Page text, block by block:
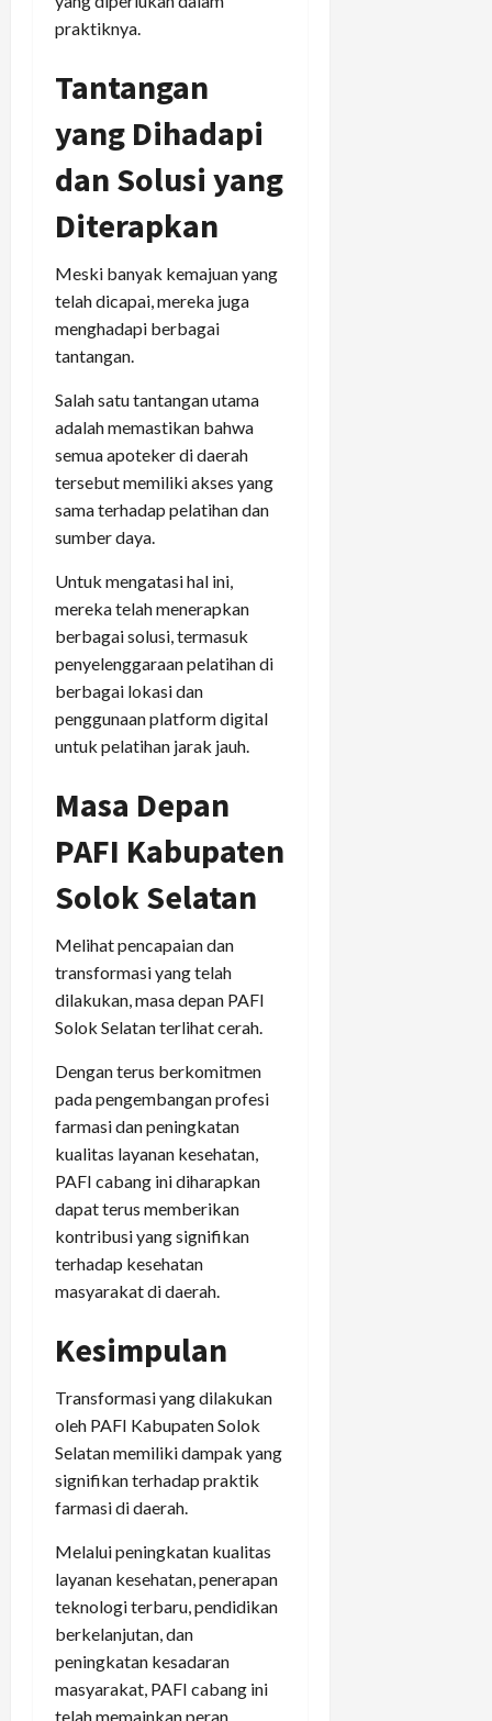
praktiknya.
Tantangan
yang Dihadapi
dan Solusi yang
Diterapkan
Meski banyak kemajuan yang
telah dicapai, mereka juga
menghadapi berbagai
tantangan.
Salah satu tantangan utama
adalah memastikan bahwa
semua apoteker di daerah
tersebut memiliki akses yang
sama terhadap pelatihan dan
sumber daya.
Untuk mengatasi hal ini,
mereka telah menerapkan
berbagai solusi, termasuk
penyelenggaraan pelatihan di
berbagai lokasi dan
penggunaan platform digital
untuk pelatihan jarak jauh.
Masa Depan
PAFI Kabupaten
Solok Selatan
Melihat pencapaian dan
transformasi yang telah
dilakukan, masa depan PAFI
Solok Selatan terlihat cerah.
Dengan terus berkomitmen
pada pengembangan profesi
farmasi dan peningkatan
kualitas layanan kesehatan,
PAFI cabang ini diharapkan
dapat terus memberikan
kontribusi yang signifikan
terhadap kesehatan
masyarakat di daerah.
Kesimpulan
Transformasi yang dilakukan
oleh PAFI Kabupaten Solok
Selatan memiliki dampak yang
signifikan terhadap praktik
farmasi di daerah.
Melalui peningkatan kualitas
layanan kesehatan, penerapan
teknologi terbaru, pendidikan
berkelanjutan, dan
peningkatan kesadaran
masyarakat, PAFI cabang ini
telah memainkan peran